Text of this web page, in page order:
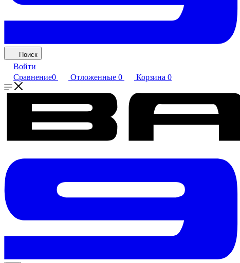
Поиск
Войти
Сравнение0 Отложенные 0 Корзина 0